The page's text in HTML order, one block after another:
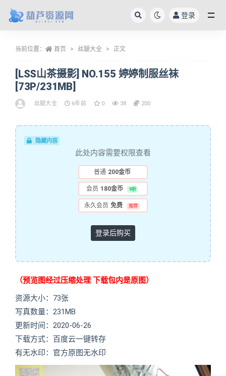
登录
当前位置： 首页 丝腿大全 正文
[LSS山茶摄影] NO.155 婷婷制服丝袜
[73P/231MB]
丝腿大全 6年前 0 38 200
隐藏内容
此处内容需要权限查看
普通 200金币
会员 180金币 9折
永久会员 免费 推荐
登录后购买
（预览图经过压缩处理 下载包内是原图）
资源大小：73张
写真数量：231MB
更新时间：2020-06-26
下载方式：百度云一键转存
有无水印：官方原图无水印